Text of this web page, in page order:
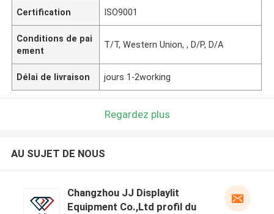
Certification ISO9001
Conditions de pai
ement
T/T, Western Union, , D/P, D/A
Délai de livraison jours 1-2working
Regardez plus
AU SUJET DE NOUS
Changzhou JJ Displaylit
Equipment Co.,Ltd profil du